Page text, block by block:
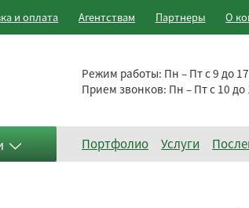
и оплата Агентствам Партнеры О
Режим работы: Пн – Пт с 9 до 17
Прием звонков: Пн – Пт с 10 до
Портфолио Услуги